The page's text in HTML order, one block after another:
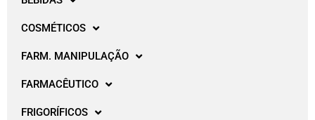
COSMÉTICOS
FARM. MANIPULAÇÃO
FARMACÊUTICO
FRIGORÍFICOS